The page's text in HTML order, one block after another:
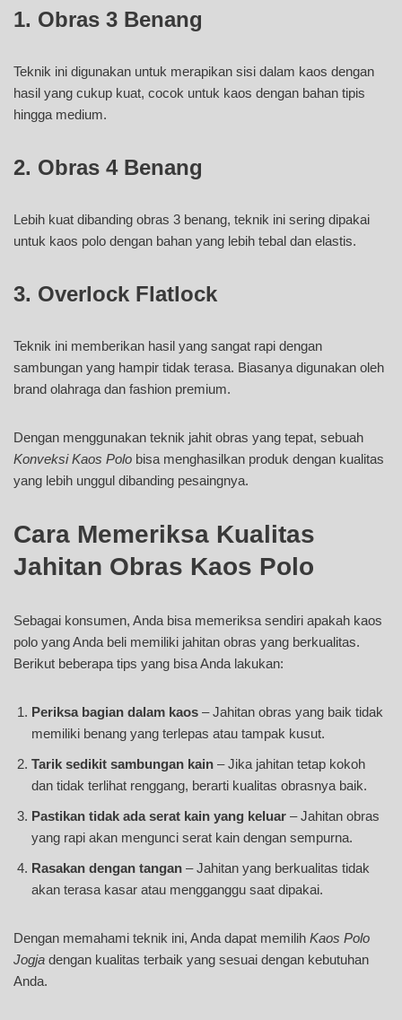
1. Obras 3 Benang
Teknik ini digunakan untuk merapikan sisi dalam kaos dengan
hasil yang cukup kuat, cocok untuk kaos dengan bahan tipis
hingga medium.
2. Obras 4 Benang
Lebih kuat dibanding obras 3 benang, teknik ini sering dipakai
untuk kaos polo dengan bahan yang lebih tebal dan elastis.
3. Overlock Flatlock
Teknik ini memberikan hasil yang sangat rapi dengan
sambungan yang hampir tidak terasa. Biasanya digunakan oleh
brand olahraga dan fashion premium.
Dengan menggunakan teknik jahit obras yang tepat, sebuah
Konveksi Kaos Polo bisa menghasilkan produk dengan kualitas
yang lebih unggul dibanding pesaingnya.
Cara Memeriksa Kualitas
Jahitan Obras Kaos Polo
Sebagai konsumen, Anda bisa memeriksa sendiri apakah kaos
polo yang Anda beli memiliki jahitan obras yang berkualitas.
Berikut beberapa tips yang bisa Anda lakukan:
Periksa bagian dalam kaos – Jahitan obras yang baik tidak
memiliki benang yang terlepas atau tampak kusut.
Tarik sedikit sambungan kain – Jika jahitan tetap kokoh
dan tidak terlihat renggang, berarti kualitas obrasnya baik.
Pastikan tidak ada serat kain yang keluar – Jahitan obras
yang rapi akan mengunci serat kain dengan sempurna.
Rasakan dengan tangan – Jahitan yang berkualitas tidak
akan terasa kasar atau mengganggu saat dipakai.
Dengan memahami teknik ini, Anda dapat memilih Kaos Polo
Jogja dengan kualitas terbaik yang sesuai dengan kebutuhan
Anda.